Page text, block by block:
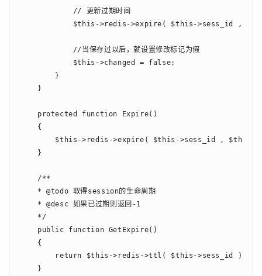
            // 更新过期时间
$this->redis->expire( $this->sess_id ,
            //当保存过以后，就设置修改标记为假
            $this->changed = false;
        }
    }
    protected function Expire()
    {
$this->redis->expire( $this->sess_id , $this-
    }
    /**
    * @todo 取得session的生命周期
    * @desc 如果已过期则返回-1
    */
    public function GetExpire()
    {
        return $this->redis->ttl( $this->sess_id );
    }